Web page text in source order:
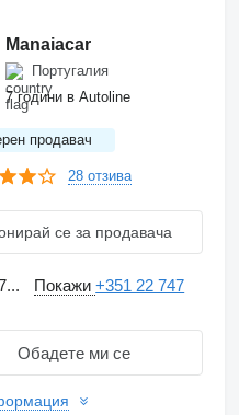
Manaiacar
Португалия
7 години в Autoline
продавач
28 отзива
се за продавача
Покажи+351 22 747
Обадете ми се